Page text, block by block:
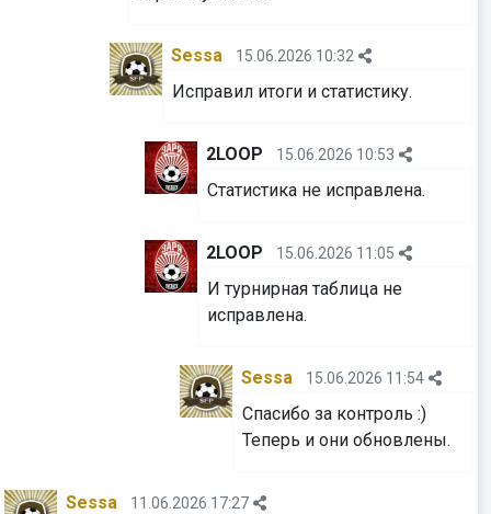
Sessa 15.06.2026 10:32
Исправил итоги и статистику.
2LOOP 15.06.2026 10:53
Статистика не исправлена.
2LOOP 15.06.2026 11:05
И турнирная таблица не
исправлена.
Sessa 15.06.2026 11:54
Спасибо за контроль :)
⁠⁠⁠⁠⁠⁠⁠Теперь и они обновлены.
Sessa 11.06.2026 17:27